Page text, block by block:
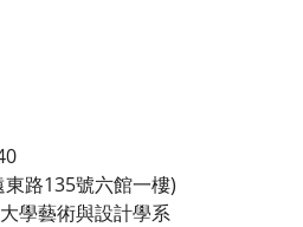
路135號六館一樓)
學藝術與設計學系